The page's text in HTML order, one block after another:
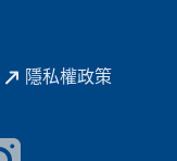
隱私權政策